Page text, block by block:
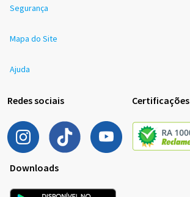
Segurança
Mapa do Site
Ajuda
Redes sociais Certificações
Downloads